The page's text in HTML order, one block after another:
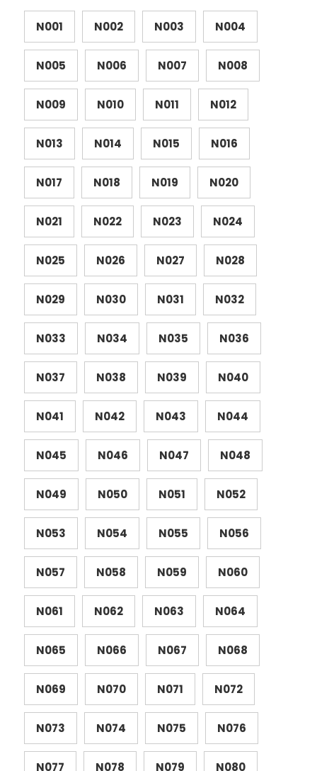
N001 N002 N003 N004
N005 N006 N007 N008
N009 N010 N011 N012
N013 N014 N015 N016
N017 N018 N019 N020
N021 N022 N023 N024
N025 N026 N027 N028
N029 N030 N031 N032
N033 N034 N035 N036
N037 N038 N039 N040
N041 N042 N043 N044
N045 N046 N047 N048
N049 N050 N051 N052
N053 N054 N055 N056
N057 N058 N059 N060
N061 N062 N063 N064
N065 N066 N067 N068
N069 N070 N071 N072
N073 N074 N075 N076
N077 N078 N079 N080